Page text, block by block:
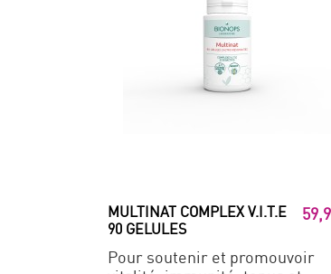
MULTINAT COMPLEX V.I.T.E
90 GELULES
Pour soutenir et promouvoir